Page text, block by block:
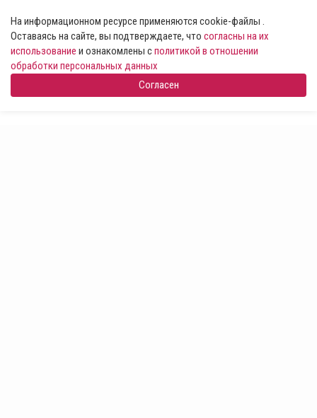
На информационном ресурсе применяются cookie-файлы .
Оставаясь на сайте, вы подтверждаете, что согласны на их
использование и ознакомлены сполитикой в отношении
обработки персональных данных
Согласен